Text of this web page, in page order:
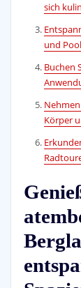
sich
und
Buchen
Körper